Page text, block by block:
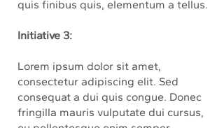
quis finibus quis, elementum a tellus.
Initiative 3:
Lorem ipsum dolor sit amet,
consectetur adipiscing elit. Sed
consequat a dui quis congue. Donec
fringilla mauris vulputate dui cursus,